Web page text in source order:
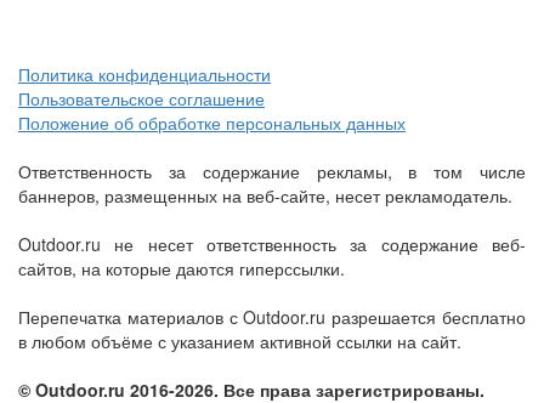
Политика конфиденциальности
Пользовательское соглашение
Положение об обработке персональных данных
Ответственность за содержание рекламы, в том числе
баннеров, размещенных на веб-сайте, несет рекламодатель.
Outdoor.ru не несет ответственность за содержание веб-
сайтов, на которые даются гиперссылки.
Перепечатка материалов с Outdoor.ru разрешается бесплатно
в любом объёме с указанием активной ссылки на сайт.
© Outdoor.ru 2016-2026. Все права зарегистрированы.